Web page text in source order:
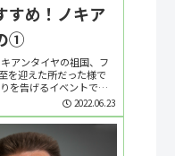
すめ！ノキア
①
アンタイヤの祖国、フ
を迎えた所だった様で
を告げるイベントで、
多いみたいですよ。 う
回のテーマは、 「ミ...
2022.06.23